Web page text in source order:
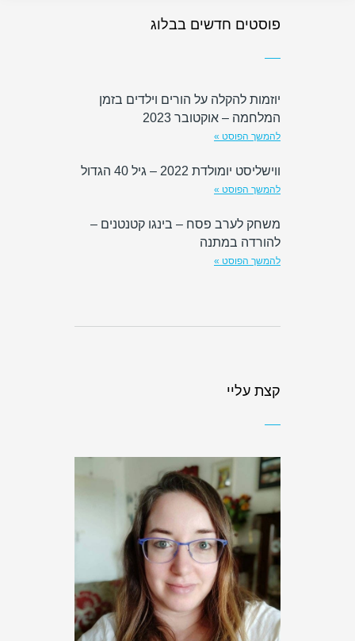
פוסטים חדשים בבלוג
יוזמות להקלה על הורים וילדים בזמן
המלחמה – אוקטובר 2023
להמשך הפוסט »
ווישליסט יומולדת 2022 – גיל 40 הגדול
להמשך הפוסט »
משחק לערב פסח – בינגו קטנטנים –
להורדה במתנה
להמשך הפוסט »
קצת עליי